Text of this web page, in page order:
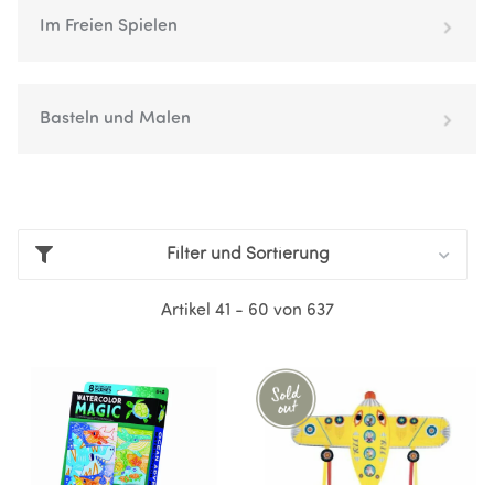
Im Freien Spielen
Basteln und Malen
Filter und Sortierung
Artikel 41 - 60 von 637